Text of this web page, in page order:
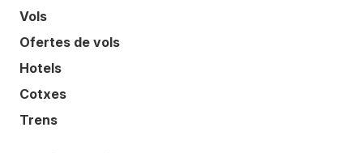
Vols
Ofertes de vols
Hotels
Cotxes
Trens